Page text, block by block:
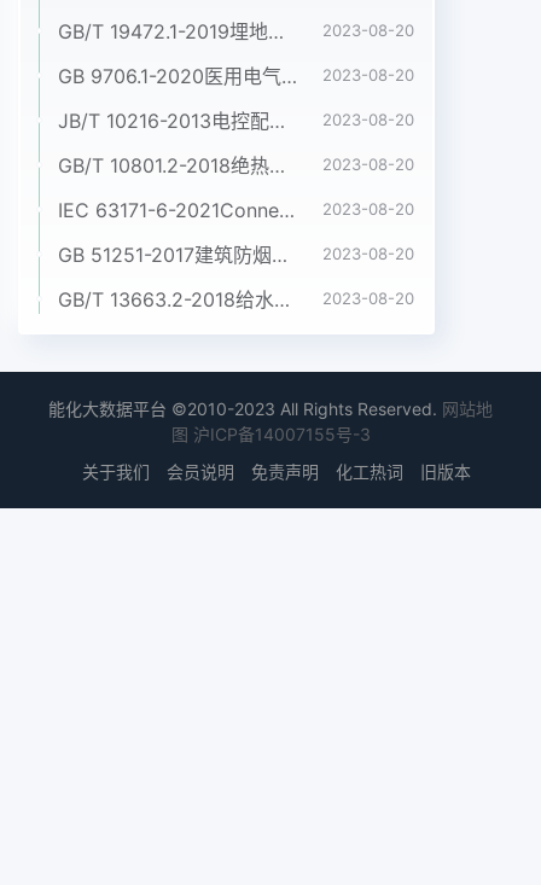
GB/T 19472.1-2019埋地用聚乙烯(PE)结构壁管道系统 第1部分:聚乙烯双壁波纹管材 2023-08-20
GB 9706.1-2020医用电气设备 第1部分:基本安全和基本性能的通用要求 2023-08-20
JB/T 10216-2013电控配电用电缆桥架 2023-08-20
GB/T 10801.2-2018绝热用挤塑聚苯乙烯泡沫塑料(XPS) 2023-08-20
IEC 63171-6-2021Connectors for electrical and electronic equipment - Part 6: Detail specification for 2-way and 4-way (data/power), shielded, free and fixed connectors for power and data transmission with frequencies up to 600 MHz 2023-08-20
GB 51251-2017建筑防烟排烟系统技术标准 2023-08-20
GB/T 13663.2-2018给水用聚乙烯(PE)管道系统 第2部分:管材 2023-08-20
能化大数据平台 ©2010-2023 All Rights Reserved. 网站地
图 沪ICP备14007155号-3
关于我们
会员说明 免责声明 化工热词 旧版本